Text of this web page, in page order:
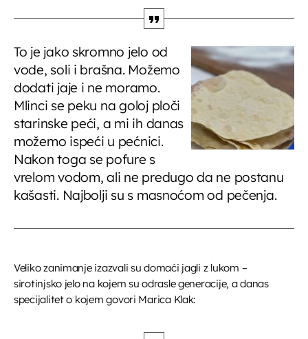
To je jako skromno jelo od
vode, soli i brašna. Možemo
dodati jaje i ne moramo.
Mlinci se peku na goloj ploči
starinske peći, a mi ih danas
možemo ispeći u pećnici.
Nakon toga se pofure s
vrelom vodom, ali ne predugo da ne postanu
kašasti. Najbolji su s masnoćom od pečenja.
Veliko zanimanje izazvali su domaći jagli z lukom –
sirotinjsko jelo na kojem su odrasle generacije, a danas
specijalitet o kojem govori Marica Klak: